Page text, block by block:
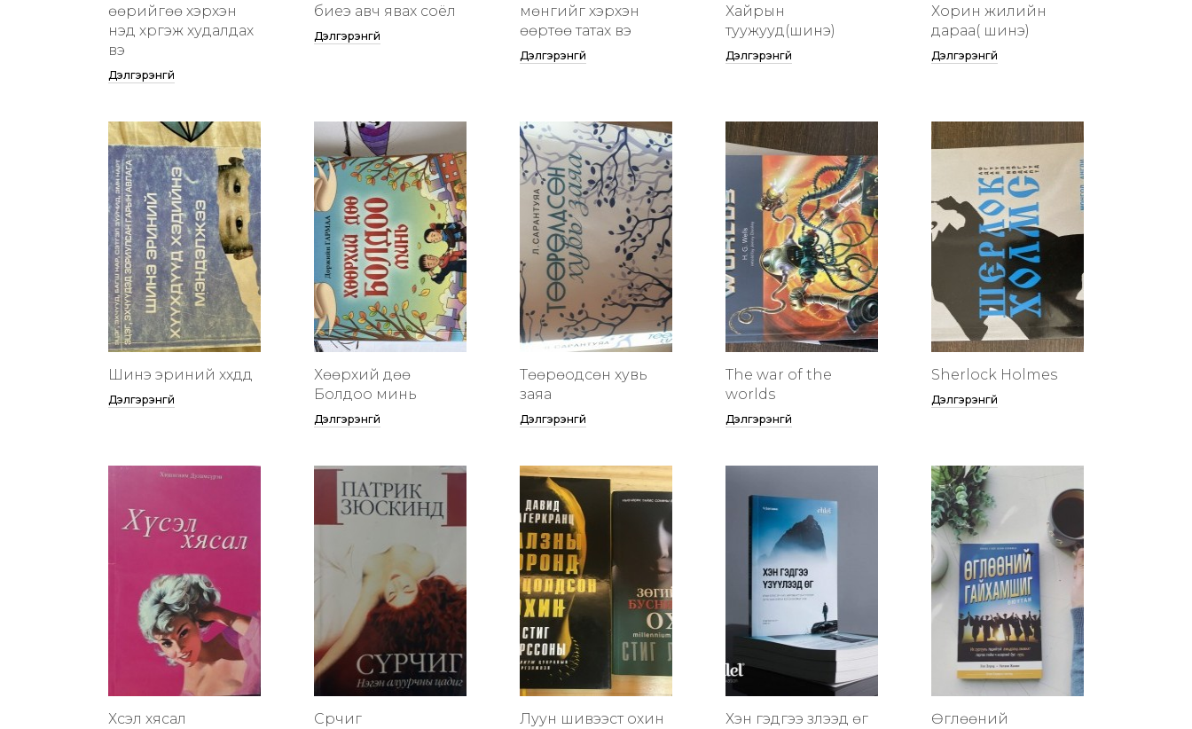
өөрийгөө хэрхэн
үнэд хүргэж худалдах
вэ
Дэлгэрэнгүй
биеэ авч явах соёл
Дэлгэрэнгүй
мөнгийг хэрхэн
өөртөө татах вэ
Дэлгэрэнгүй
Хайрын
туужууд(шинэ)
Дэлгэрэнгүй
Хорин жилийн
дараа( шинэ)
Дэлгэрэнгүй
Шинэ эриний хүүхдүүд
Дэлгэрэнгүй
Хөөрхий дөө
Болдоо минь
Дэлгэрэнгүй
Төөрөодсөн хувь
заяа
Дэлгэрэнгүй
The war of the
worlds
Дэлгэрэнгүй
Sherlock Holmes
Дэлгэрэнгүй
Хүсэл хясал Сүрчиг Луун шивээст охин Хэн гэдгээ үзүүлээд өг
Өглөөний